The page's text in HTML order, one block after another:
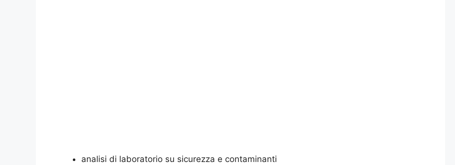
analisi di laboratorio su sicurezza e contaminanti